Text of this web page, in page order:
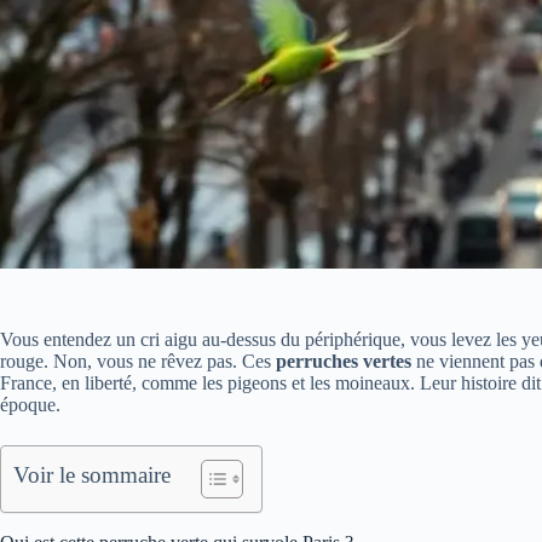
Vous entendez un cri aigu au-dessus du périphérique, vous levez les
rouge. Non, vous ne rêvez pas. Ces perruches vertes ne viennent
France, en liberté, comme les pigeons et les moineaux. Leur histoire
époque.
Voir le sommaire